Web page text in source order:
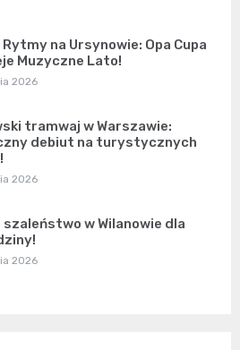
Rytmy na Ursynowie: Opa Cupa
Muzyczne Lato!
2026
tramwaj w Warszawie:
debiut na turystycznych
2026
szaleństwo w Wilanowie dla
2026